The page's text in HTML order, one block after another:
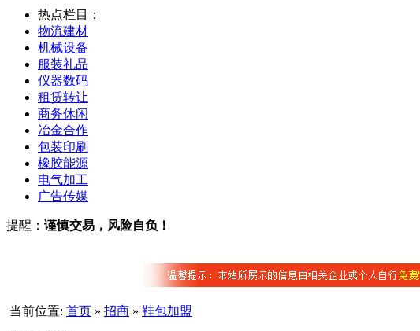
热点栏目：
物流建材
机械设备
服装礼品
仪器数码
租赁转让
商务休闲
冶金合作
包装印刷
橡胶能源
电气加工
广告传媒
提醒： 谨慎交易，风险自负！
当前位置: 首页 » 招商 » 鞋包加盟